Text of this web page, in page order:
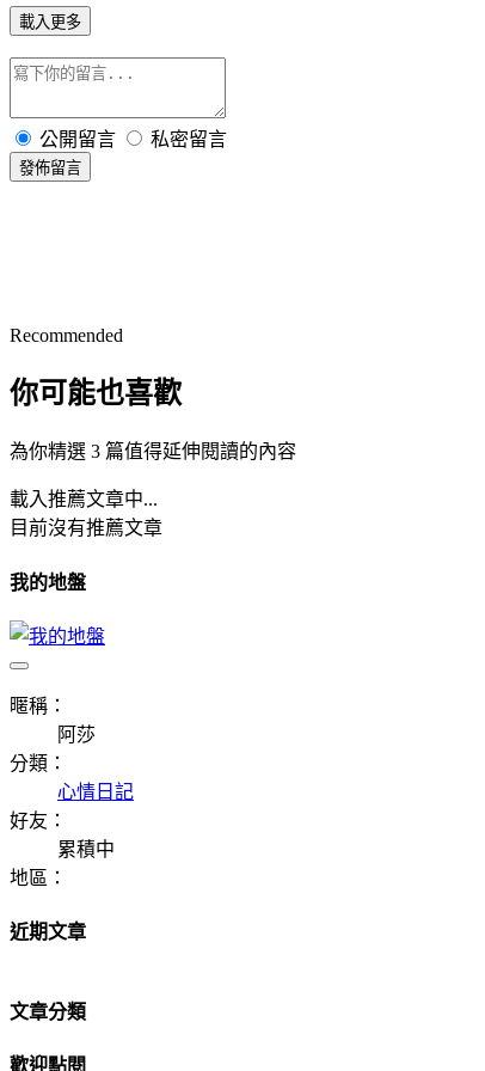
載入更多
公開留言 私密留言
發佈留言
Recommended
你可能也喜歡
為你精選 3 篇值得延伸閱讀的內容
載入推薦文章中...
目前沒有推薦文章
我的地盤
暱稱：
阿莎
分類：
心情日記
好友：
累積中
地區：
近期文章
文章分類
歡迎點閱